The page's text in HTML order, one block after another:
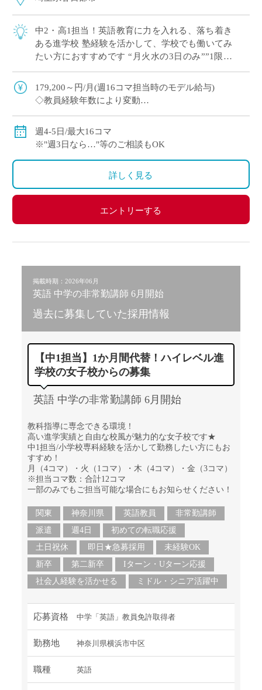
中2・高1担当！英語教育に力を入れる、落ち着き
ある進学校 塾経験を活かして、学校でも働いてみ
たい方におすすめです “月火水の3日のみ””1限な
179,200～円/月(週16コマ担当時のモデル給与)
◇教員経験年数により変動
週4-5日/最大16コマ
※"週3日なら…"等のご相談もOK
詳しく見る
エントリーする
掲載時期：2026年06月
英語 中学の非常勤講師 6月開始
過去に募集していた採用情報
【中1担当】1か月間代替！ハイレベル進
学校の女子校からの募集
英語 中学の非常勤講師 6月開始
教科指導に専念できる環境！
高い進学実績と自由な校風が魅力的な女子校です★
中1担当/小学校専科経験を活かして勤務したい方にもお
すすめ！
月（4コマ）・火（1コマ）・木（4コマ）・金（3コマ）
※担当コマ数：合計12コマ
一部のみでもご担当可能な場合にもお知らせください！
関東 神奈川県 英語教員
非常勤講師
派遣
週4日
初めての転職応援
土日祝休
即日★急募採用
未経験OK
新卒
第二新卒
Iターン・Uターン応援
社会人経験を活かせる
ミドル・シニア活躍中
応募資格 中学「英語」教員免許取得者
勤務地 神奈川県横浜市中区
職種 英語